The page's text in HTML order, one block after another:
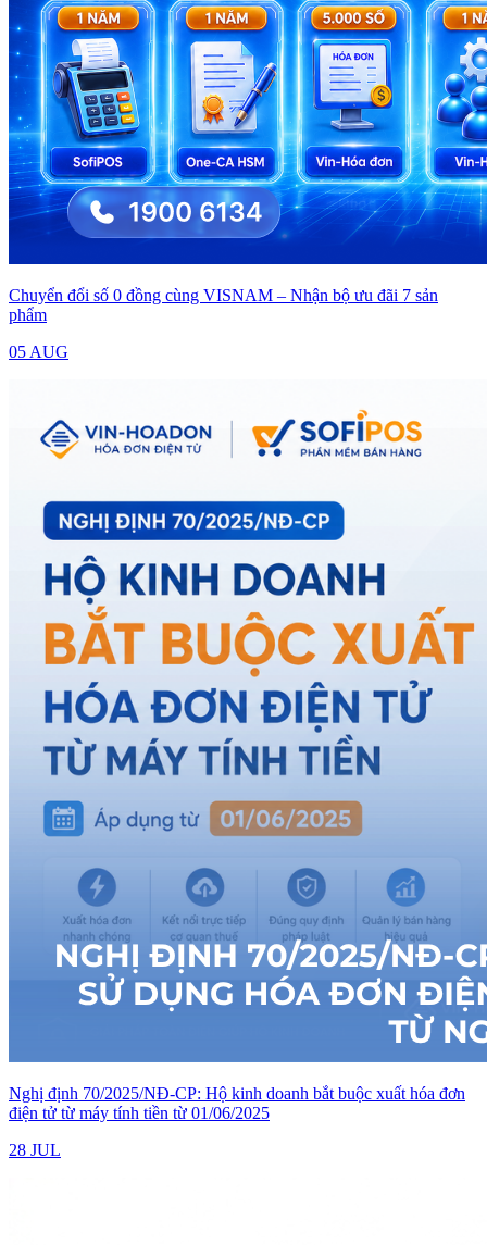
Chuyển đổi số 0 đồng cùng VISNAM – Nhận bộ ưu đãi 7 sản
phẩm
05 AUG
Nghị định 70/2025/NĐ-CP: Hộ kinh doanh bắt buộc xuất hóa đơn
điện tử từ máy tính tiền từ 01/06/2025
28 JUL